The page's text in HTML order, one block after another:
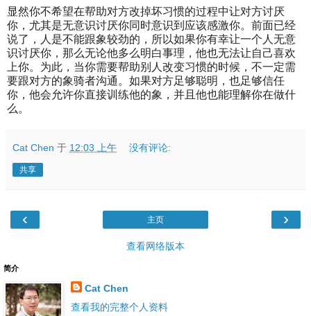
显然你不希望在帮助对方改掉坏习惯的过程中让对方讨厌
你，尤其是无意识讨厌你同时意识到应该感激你。前面已经
说了，人是不能跟象较劲的，所以如果你有幸让一个人无意
识讨厌你，那么无论他多么明白事理，他也无法让自己喜欢
上你。为此，当你需要帮助别人改变习惯的时候，不一定需
要跟对方的象骑者沟通。如果对方足够聪明，也足够信任
你，他会允许你直接训练他的象，并且他也能理解你在做什
么。
Cat Chen 于 12:03 上午 没有评论:
共享
‹ ›
主页
查看网络版本
简介
Cat Chen
查看我的完整个人资料